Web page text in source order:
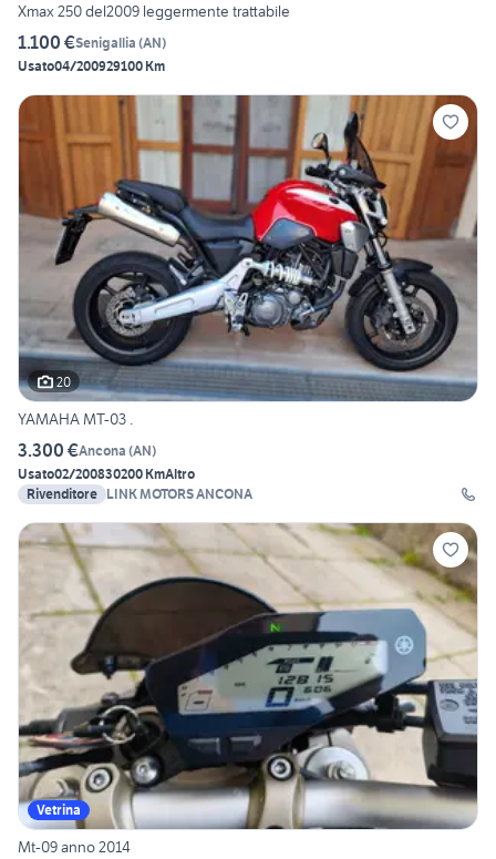
Xmax 250 del2009 leggermente trattabile
1.100 €Senigallia (AN)
Usato04/200929100 Km
20
YAMAHA MT-03 .
3.300 €Ancona (AN)
Usato02/200830200 KmAltro
Rivenditore LINK MOTORS ANCONA
Vetrina
Mt-09 anno 2014